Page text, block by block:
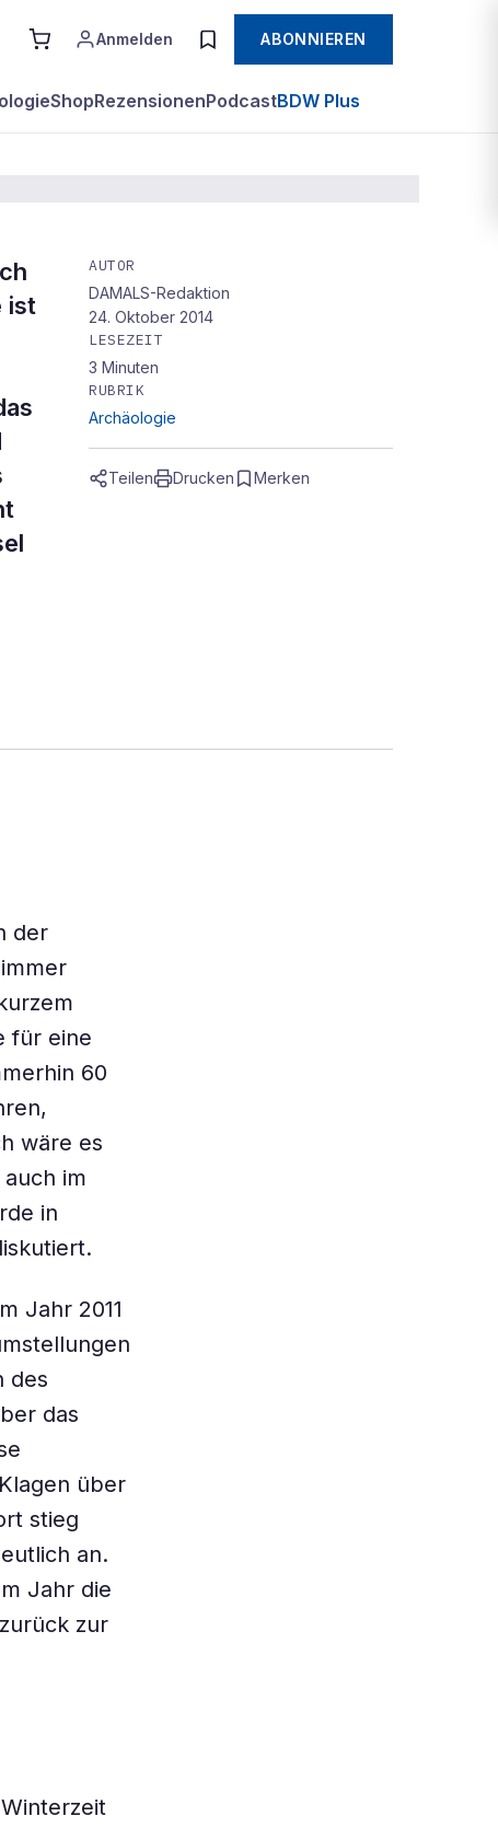
Anmelden ABONNIEREN
ShopRezensionenPodcastBDW Plus
ist
AUTOR
DAMALS-Redaktion
24. Oktober 2014
LESEZEIT
3 Minuten
RUBRIK
Archäologie
Teilen Drucken Merken
der
für eine
60
wäre es
im
in
Jahr 2011
des
das
über
stieg
an.
Jahr die
zur